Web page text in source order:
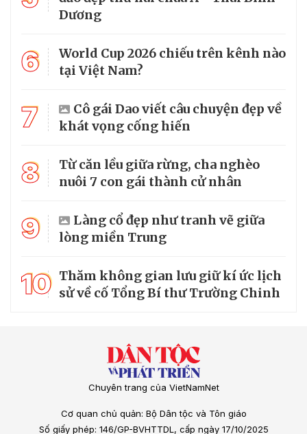
Dương
6
World Cup 2026 chiếu trên kênh nào
tại Việt Nam?
7
Cô gái Dao viết câu chuyện đẹp về
khát vọng cống hiến
8
Từ căn lều giữa rừng, cha nghèo
nuôi 7 con gái thành cử nhân
9
Làng cổ đẹp như tranh vẽ giữa
lòng miền Trung
10 Thăm không gian lưu giữ kí ức lịch
sử về cố Tổng Bí thư Trường Chinh
Chuyên trang của VietNamNet
Cơ quan chủ quản: Bộ Dân tộc và Tôn giáo
Số giấy phép: 146/GP-BVHTTDL, cấp ngày 17/10/2025